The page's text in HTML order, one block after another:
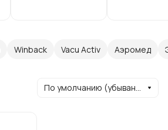
Winback Vacu Activ Аэромед
По умолчанию (убывание)